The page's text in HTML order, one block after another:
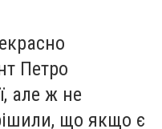
Петро
але ж не
що якщо є